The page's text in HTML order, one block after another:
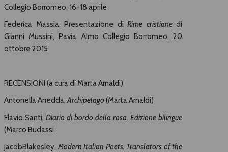
Collegio Borromeo, 16-18 aprile
Federica Massia, Presentazione di Rime cristiane di
Gianni Mussini, Pavia, Almo Collegio Borromeo, 20
ottobre 2015
RECENSIONI (a cura di Marta Arnaldi)
Antonella Anedda,Archipelago (Marta Arnaldi)
Flavio Santi, Diario di bordo della rosa. Edizione bilingue
(Marco Budassi
JacobBlakesley, Modern Italian Poets. Translators of the